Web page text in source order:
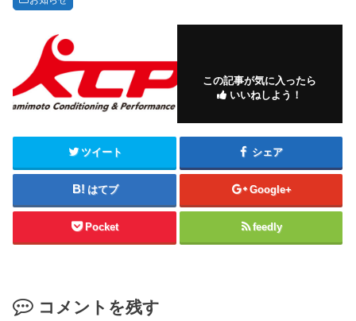
この記事が気に入ったら
いいねしよう！
ツイート シェア
はてブ Google+
Pocket feedly
コメントを残す